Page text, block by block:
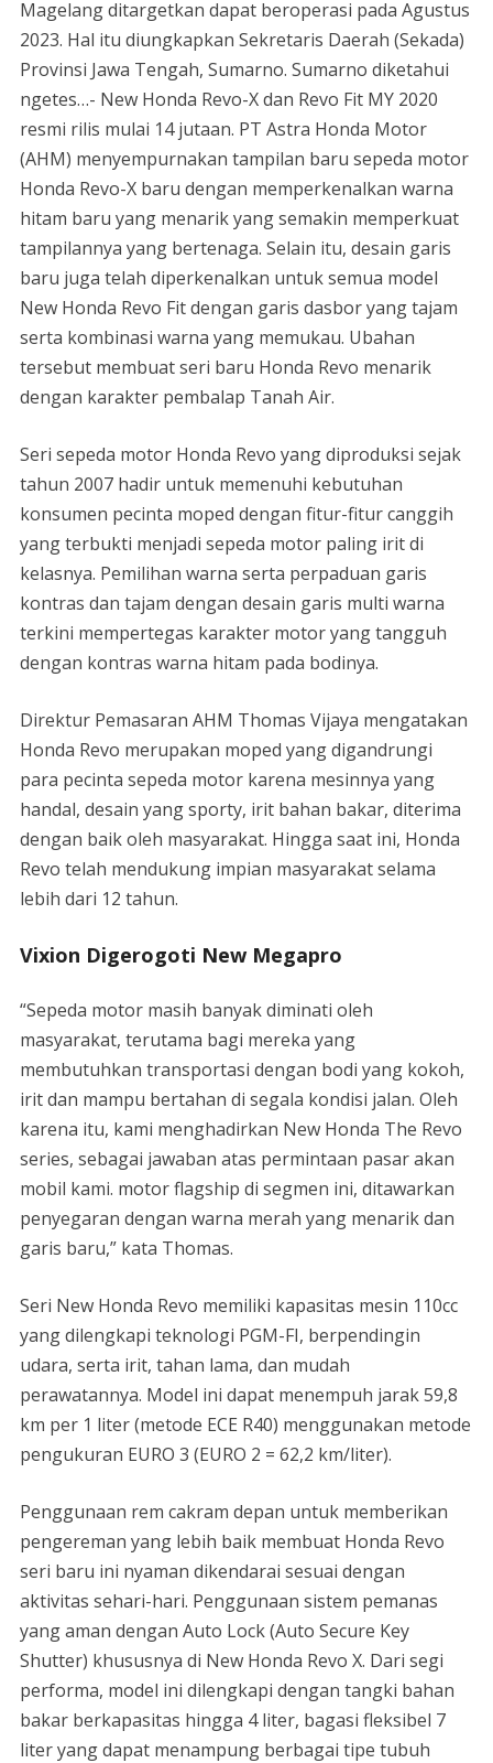
Magelang ditargetkan dapat beroperasi pada Agustus
2023. Hal itu diungkapkan Sekretaris Daerah (Sekada)
Provinsi Jawa Tengah, Sumarno. Sumarno diketahui
ngetes…- New Honda Revo-X dan Revo Fit MY 2020
resmi rilis mulai 14 jutaan. PT Astra Honda Motor
(AHM) menyempurnakan tampilan baru sepeda motor
Honda Revo-X baru dengan memperkenalkan warna
hitam baru yang menarik yang semakin memperkuat
tampilannya yang bertenaga. Selain itu, desain garis
baru juga telah diperkenalkan untuk semua model
New Honda Revo Fit dengan garis dasbor yang tajam
serta kombinasi warna yang memukau. Ubahan
tersebut membuat seri baru Honda Revo menarik
dengan karakter pembalap Tanah Air.
Seri sepeda motor Honda Revo yang diproduksi sejak
tahun 2007 hadir untuk memenuhi kebutuhan
konsumen pecinta moped dengan fitur-fitur canggih
yang terbukti menjadi sepeda motor paling irit di
kelasnya. Pemilihan warna serta perpaduan garis
kontras dan tajam dengan desain garis multi warna
terkini mempertegas karakter motor yang tangguh
dengan kontras warna hitam pada bodinya.
Direktur Pemasaran AHM Thomas Vijaya mengatakan
Honda Revo merupakan moped yang digandrungi
para pecinta sepeda motor karena mesinnya yang
handal, desain yang sporty, irit bahan bakar, diterima
dengan baik oleh masyarakat. Hingga saat ini, Honda
Revo telah mendukung impian masyarakat selama
lebih dari 12 tahun.
Vixion Digerogoti New Megapro
“Sepeda motor masih banyak diminati oleh
masyarakat, terutama bagi mereka yang
membutuhkan transportasi dengan bodi yang kokoh,
irit dan mampu bertahan di segala kondisi jalan. Oleh
karena itu, kami menghadirkan New Honda The Revo
series, sebagai jawaban atas permintaan pasar akan
mobil kami. motor flagship di segmen ini, ditawarkan
penyegaran dengan warna merah yang menarik dan
garis baru,” kata Thomas.
Seri New Honda Revo memiliki kapasitas mesin 110cc
yang dilengkapi teknologi PGM-FI, berpendingin
udara, serta irit, tahan lama, dan mudah
perawatannya. Model ini dapat menempuh jarak 59,8
km per 1 liter (metode ECE R40) menggunakan metode
pengukuran EURO 3 (EURO 2 = 62,2 km/liter).
Penggunaan rem cakram depan untuk memberikan
pengereman yang lebih baik membuat Honda Revo
seri baru ini nyaman dikendarai sesuai dengan
aktivitas sehari-hari. Penggunaan sistem pemanas
yang aman dengan Auto Lock (Auto Secure Key
Shutter) khususnya di New Honda Revo X. Dari segi
performa, model ini dilengkapi dengan tangki bahan
bakar berkapasitas hingga 4 liter, bagasi fleksibel 7
liter yang dapat menampung berbagai tipe tubuh